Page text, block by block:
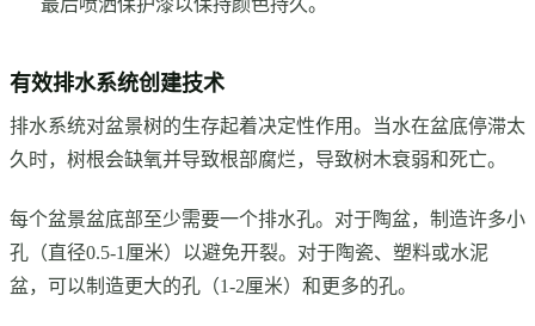
有效排水系统创建技术
排水系统对盆景树的生存起着决定性作用。当水在盆底停滞太
久时，树根会缺氧并导致根部腐烂，导致树木衰弱和死亡。
每个盆景盆底部至少需要一个排水孔。对于陶盆，制造许多小
孔（直径0.5-1厘米）以避免开裂。对于陶瓷、塑料或水泥
盆，可以制造更大的孔（1-2厘米）和更多的孔。